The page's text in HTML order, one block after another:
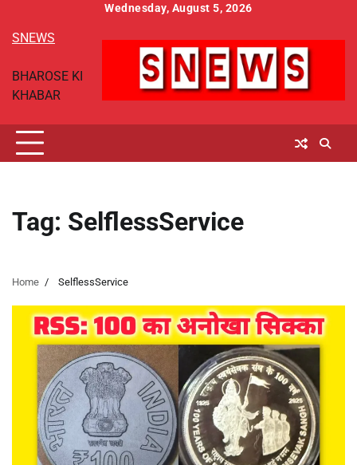
content
Wednesday, August 5, 2026
SNEWS
BHAROSE KI
KHABAR
Tag: SelflessService
Home SelflessService